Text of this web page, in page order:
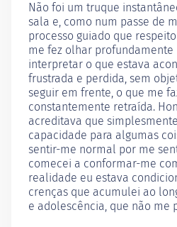
Não foi um truque
sala e, como num passe de
processo guiado que
me fez olhar
interpretar o que estava
frustrada e perdida, sem
seguir em frente, o que me
constantemente retraída.
acreditava que
capacidade para algumas
sentir-me normal por me
comecei a conformar-me
realidade eu estava
crenças que acumulei ao
e adolescência, que não me